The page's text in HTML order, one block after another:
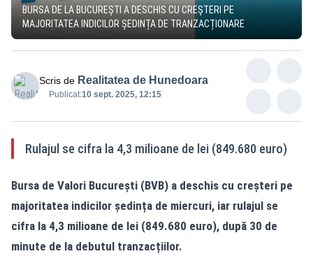
BURSA DE LA BUCUREȘTI A DESCHIS CU CREȘTERI PE
MAJORITATEA INDICILOR ȘEDINȚA DE TRANZACȚIONARE
Scris de Realitatea de Hunedoara
Publicat:10 sept. 2025, 12:15
Rulajul se cifra la 4,3 milioane de lei (849.680 euro)
Bursa de Valori București (BVB) a deschis cu creșteri pe
majoritatea indicilor ședința de miercuri, iar rulajul se
cifra la 4,3 milioane de lei (849.680 euro), după 30 de
minute de la debutul tranzacțiilor.